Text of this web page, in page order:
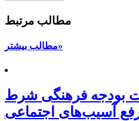
مطالب مرتبط
مطالب بیشتر»
بودجه فرهنگی شرط
رفع آسیب‌های اجتماعی